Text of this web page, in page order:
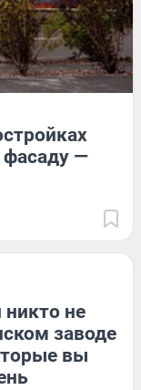
—
никто не
заводе
вы